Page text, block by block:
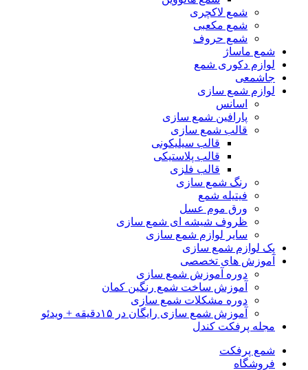
شمع لاکچری
شمع مکعبی
شمع حروف
شمع ماساژ
لوازم دکوری شمع
جاشمعی
لوازم شمع سازی
اسانس
پارافین شمع سازی
قالب شمع سازی
قالب سیلیکونی
قالب پلاستیکی
قالب فلزی
رنگ شمع سازی
فیتیله شمع
ورق موم عسل
ظروف شیشه ای شمع سازی
سایر لوازم شمع سازی
پک لوازم شمع سازی
آموزش های تخصصی
دوره آموزش شمع سازی
آموزش ساخت شمع رنگین کمان
دوره مشکلات شمع سازی
آموزش شمع سازی رایگان در ۱۵دقیقه + ویدئو
مجله پرفکت کندل
شمع پرفکت
فروشگاه